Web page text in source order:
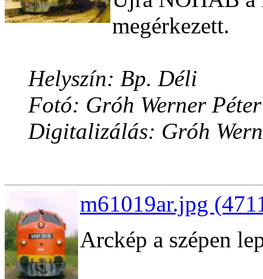
megérkezett.
Helyszín: Bp. Déli
Fotó: Gróh Werner Péter
Digitalizálás: Gróh
m61019ar.jpg
Arckép a szépen